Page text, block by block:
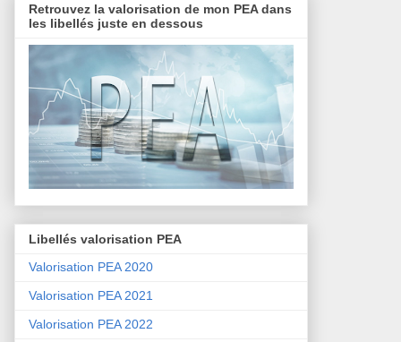
Retrouvez la valorisation de mon PEA dans
les libellés juste en dessous
Libellés valorisation PEA
Valorisation PEA 2020
Valorisation PEA 2021
Valorisation PEA 2022